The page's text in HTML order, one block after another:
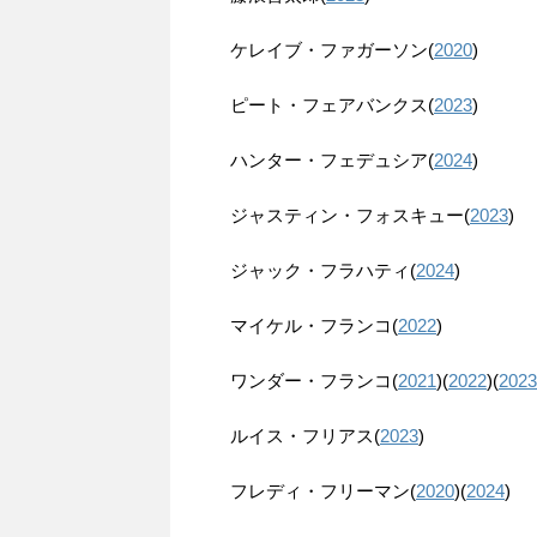
ケレイブ・ファガーソン(2020)
ピート・フェアバンクス(2023)
ハンター・フェデュシア(2024)
ジャスティン・フォスキュー(2023)
ジャック・フラハティ(2024)
マイケル・フランコ(2022)
ワンダー・フランコ(2021)(2022)(
ルイス・フリアス(2023)
フレディ・フリーマン(2020)(2024)